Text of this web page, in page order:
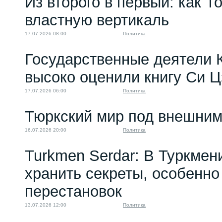
властную вертикаль
17.07.2026 08:00 Политика
Государственные деятели
высоко оценили книгу Си
17.07.2026 06:00 Политика
Тюркский мир под
16.07.2026 20:00 Политика
Turkmen Serdar: В
хранить секреты,
перестановок
13.07.2026 12:00 Политика